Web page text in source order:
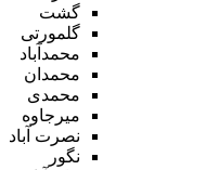
گشت
گلمورتی
محمدآباد
محمدان
محمدی
میرجاوه
نصرت آباد
نگور